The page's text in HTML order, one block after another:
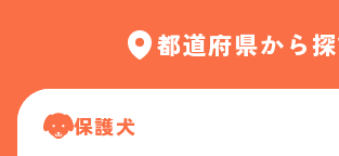
都道府県から
保護犬